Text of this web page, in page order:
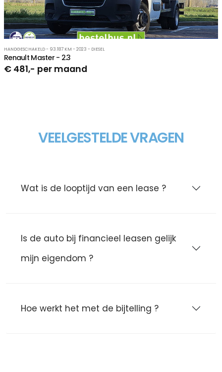
HANDGESCHAKELD - 93.187 KM - 2023 - DIESEL
Renault Master - 2.3
€ 481,- per maand
VEELGESTELDE VRAGEN
Wat is de looptijd van een lease ?
Is de auto bij financieel leasen gelijk
mijn eigendom ?
Hoe werkt het met de bijtelling ?